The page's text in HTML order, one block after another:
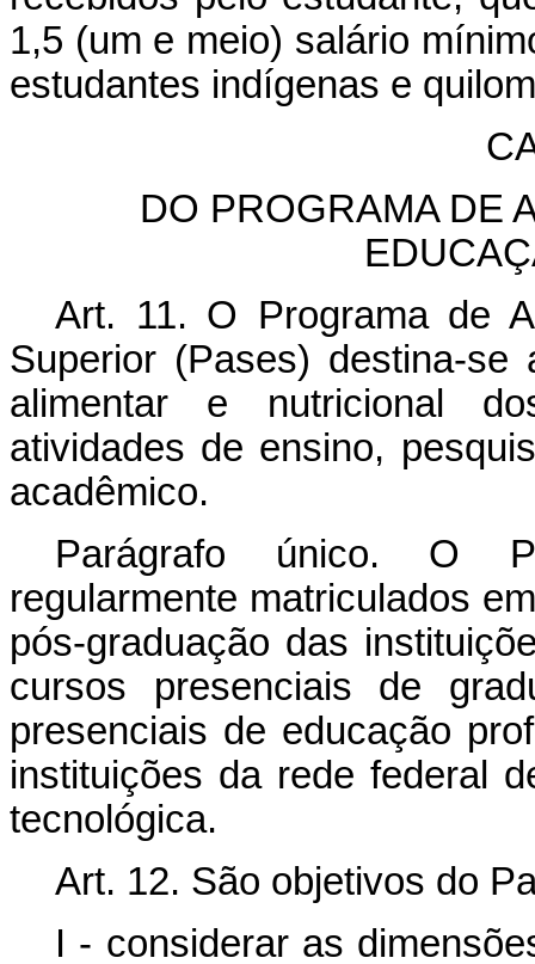
1,5 (um e meio) salário
estudantes indígenas e
DO PROGRAMA DE
Art. 11. O Programa de
Superior (Pases) destina-
alimentar e nutricional
atividades de ensino,
acadêmico.
Parágrafo único. O
regularmente matriculados
pós-graduação das
cursos presenciais de
presenciais de educação
instituições da rede federal
tecnológica.
Art. 12. São objetivos do
I - considerar as